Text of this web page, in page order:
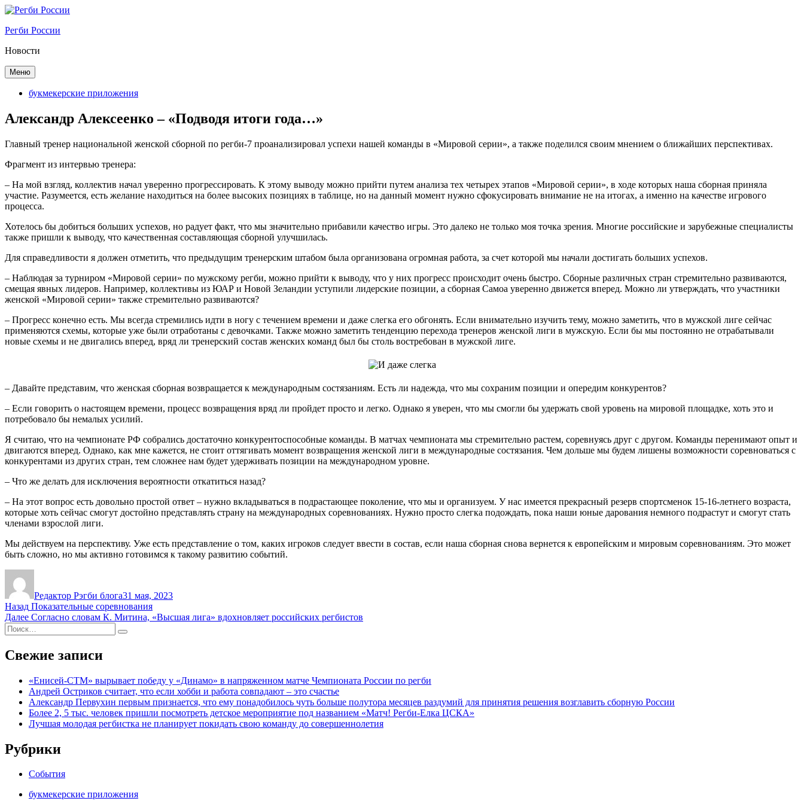
Перейти
содержимому
Регби России
Новости
Меню
букмекерские приложения
Александр Алексеенко – «Подводя итоги года…»
Главный тренер национальной женской сборной по регби-7 проанализировал успехи нашей команды в «Мировой серии», а также поделился своим мнением о ближайших перспективах.
Фрагмент из интервью тренера:
– На мой взгляд, коллектив начал уверенно прогрессировать. К этому выводу можно прийти путем анализа тех четырех этапов «Мировой серии», в ходе которых наша сборная приняла
участие. Разумеется, есть желание находиться на более высоких позициях в таблице, но на данный момент нужно сфокусировать внимание не на итогах, а именно на качестве игрового
процесса.
Хотелось бы добиться больших успехов, но радует факт, что мы значительно прибавили качество игры. Это далеко не только моя точка зрения. Многие российские и зарубежные специалисты
также пришли к выводу, что качественная составляющая сборной улучшилась.
Для справедливости я должен отметить, что предыдущим тренерским штабом была организована огромная работа, за счет которой мы начали достигать больших успехов.
– Наблюдая за турниром «Мировой серии» по мужскому регби, можно прийти к выводу, что у них прогресс происходит очень быстро. Сборные различных стран стремительно развиваются,
смещая явных лидеров. Например, коллективы из ЮАР и Новой Зеландии уступили лидерские позиции, а сборная Самоа уверенно движется вперед. Можно ли утверждать, что участники
женской «Мировой серии» также стремительно развиваются?
– Прогресс конечно есть. Мы всегда стремились идти в ногу с течением времени и даже слегка его обгонять. Если внимательно изучить тему, можно заметить, что в мужской лиге сейчас
применяются схемы, которые уже были отработаны с девочками. Также можно заметить тенденцию перехода тренеров женской лиги в мужскую. Если бы мы постоянно не отрабатывали
новые схемы и не двигались вперед, вряд ли тренерский состав женских команд был бы столь востребован в мужской лиге.
– Давайте представим, что женская сборная возвращается к международным состязаниям. Есть ли надежда, что мы сохраним позиции и опередим конкурентов?
– Если говорить о настоящем времени, процесс возвращения вряд ли пройдет просто и легко. Однако я уверен, что мы смогли бы удержать свой уровень на мировой площадке, хоть это и
потребовало бы немалых усилий.
Я считаю, что на чемпионате РФ собрались достаточно конкурентоспособные команды. В матчах чемпионата мы стремительно растем, соревнуясь друг с другом. Команды перенимают опыт и
двигаются вперед. Однако, как мне кажется, не стоит оттягивать момент возвращения женской лиги в международные состязания. Чем дольше мы будем лишены возможности соревноваться с
конкурентами из других стран, тем сложнее нам будет удерживать позиции на международном уровне.
– Что же делать для исключения вероятности откатиться назад?
– На этот вопрос есть довольно простой ответ – нужно вкладываться в подрастающее поколение, что мы и организуем. У нас имеется прекрасный резерв спортсменок 15-16-летнего возраста,
которые хоть сейчас смогут достойно представлять страну на международных соревнованиях. Нужно просто слегка подождать, пока наши юные дарования немного подрастут и смогут стать
членами взрослой лиги.
Мы действуем на перспективу. Уже есть представление о том, каких игроков следует ввести в состав, если наша сборная снова вернется к европейским и мировым соревнованиям. Это может
быть сложно, но мы активно готовимся к такому развитию событий.
Редактор Рэгби блога31 мая, 2023
Навигация
по
записям
Назад Предыдущая
запись:
Показательные соревнования
Далее Следующая
Согласно словам К. Митина, «Высшая лига» вдохновляет российских регбистов
Искать:
Поиск
Свежие записи
«Енисей-СТМ» вырывает победу у «Динамо» в напряженном матче Чемпионата России по регби
Андрей Остриков считает, что если хобби и работа совпадают – это счастье
Александр Первухин первым признается, что ему понадобилось чуть больше полутора месяцев раздумий для принятия решения возглавить сборную России
Более 2, 5 тыс. человек пришли посмотреть детское мероприятие под названием «Матч! Регби-Елка ЦСКА»
Лучшая молодая регбистка не планирует покидать свою команду до совершеннолетия
Рубрики
События
букмекерские приложения